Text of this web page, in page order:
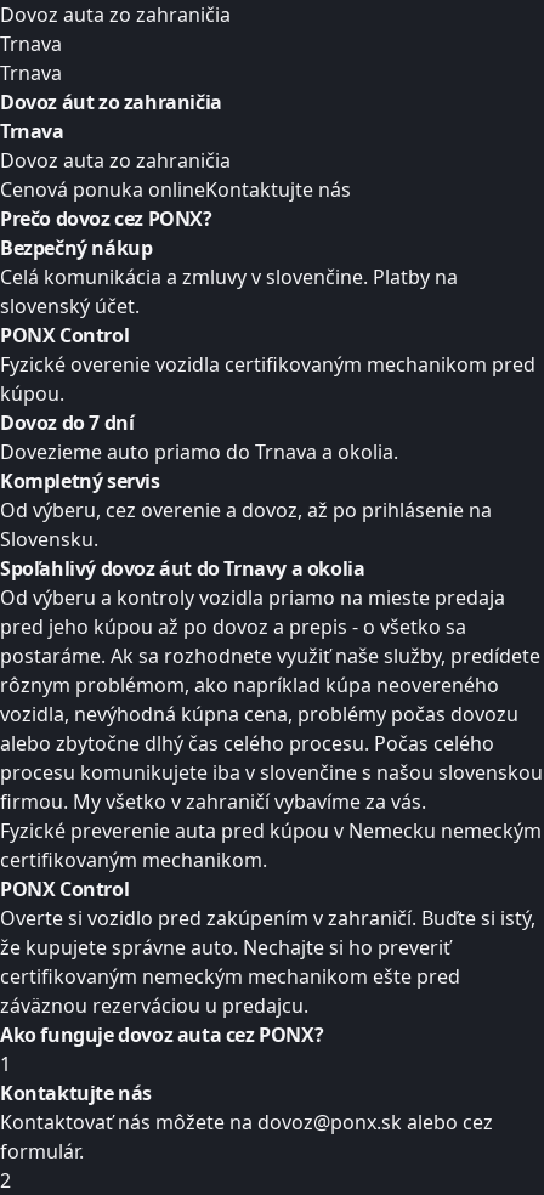
Dovoz auta zo zahraničia
Trnava
Trnava
Dovoz áut zo zahraničia
Trnava
Dovoz auta zo zahraničia
Cenová ponuka onlineKontaktujte nás
Prečo dovoz cez PONX?
Bezpečný nákup
Celá komunikácia a zmluvy v slovenčine. Platby na
slovenský účet.
PONX Control
Fyzické overenie vozidla certifikovaným mechanikom pred
kúpou.
Dovoz do 7 dní
Dovezieme auto priamo do Trnava a okolia.
Kompletný servis
Od výberu, cez overenie a dovoz, až po prihlásenie na
Slovensku.
Spoľahlivý dovoz áut do Trnavy a okolia
Od výberu a kontroly vozidla priamo na mieste predaja
pred jeho kúpou až po dovoz a prepis - o všetko sa
postaráme. Ak sa rozhodnete využiť naše služby, predídete
rôznym problémom, ako napríklad kúpa neovereného
vozidla, nevýhodná kúpna cena, problémy počas dovozu
alebo zbytočne dlhý čas celého procesu. Počas celého
procesu komunikujete iba v slovenčine s našou slovenskou
firmou. My všetko v zahraničí vybavíme za vás.
Fyzické preverenie auta pred kúpou v Nemecku nemeckým
certifikovaným mechanikom.
PONX Control
Overte si vozidlo pred zakúpením v zahraničí. Buďte si istý,
že kupujete správne auto. Nechajte si ho preveriť
certifikovaným nemeckým mechanikom ešte pred
záväznou rezerváciou u predajcu.
Ako funguje dovoz autacez PONX?
1
Kontaktujte nás
Kontaktovať nás môžete na dovoz@ponx.sk alebo cez
formulár.
2